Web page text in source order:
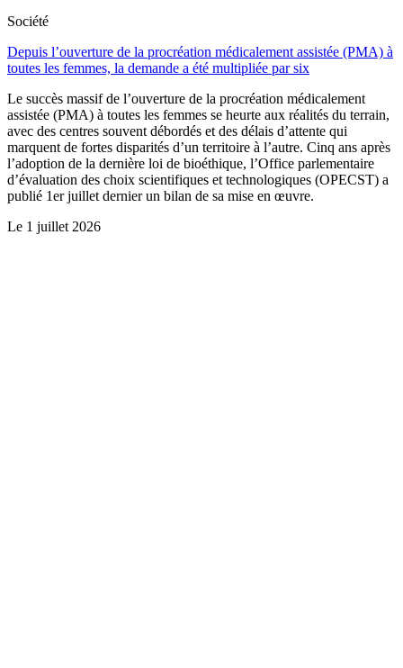
Société
Depuis l’ouverture de la procréation médicalement assistée (PMA) à
toutes les femmes, la demande a été multipliée par six
Le succès massif de l’ouverture de la procréation médicalement
assistée (PMA) à toutes les femmes se heurte aux réalités du terrain,
avec des centres souvent débordés et des délais d’attente qui
marquent de fortes disparités d’un territoire à l’autre. Cinq ans après
l’adoption de la dernière loi de bioéthique, l’Office parlementaire
d’évaluation des choix scientifiques et technologiques (OPECST) a
publié 1er juillet dernier un bilan de sa mise en œuvre.
Le 1 juillet 2026